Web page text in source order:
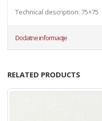
Technical description: 75×75
Dodatne informacije
RELATED PRODUCTS